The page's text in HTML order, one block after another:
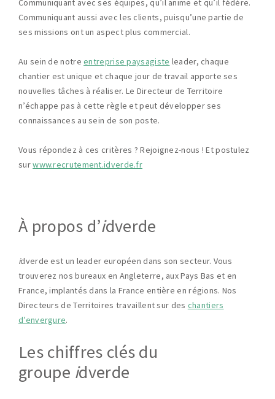
Communiquant avec ses équipes, qu’il anime et qu’il fédère.
Communiquant aussi avec les clients, puisqu’une partie de
ses missions ont un aspect plus commercial.
Au sein de notreentreprise paysagiste leader, chaque
chantier est unique et chaque jour de travail apporte ses
nouvelles tâches à réaliser. Le Directeur de Territoire
n’échappe pas à cette règle et peut développer ses
connaissances au sein de son poste.
Vous répondez à ces critères ? Rejoignez-nous ! Et postulez
surwww.recrutement.idverde.fr
À propos d’idverde
idverde est un leader européen dans son secteur. Vous
trouverez nos bureaux en Angleterre, aux Pays Bas et en
France, implantés dans la France entière en régions. Nos
Directeurs de Territoires travaillent sur des chantiers
d’envergure.
Les chiffres clés du
groupe idverde